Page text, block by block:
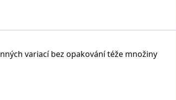
variací bez opakování téže množiny